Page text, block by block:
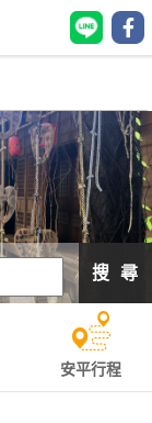
搜 尋
安平行程